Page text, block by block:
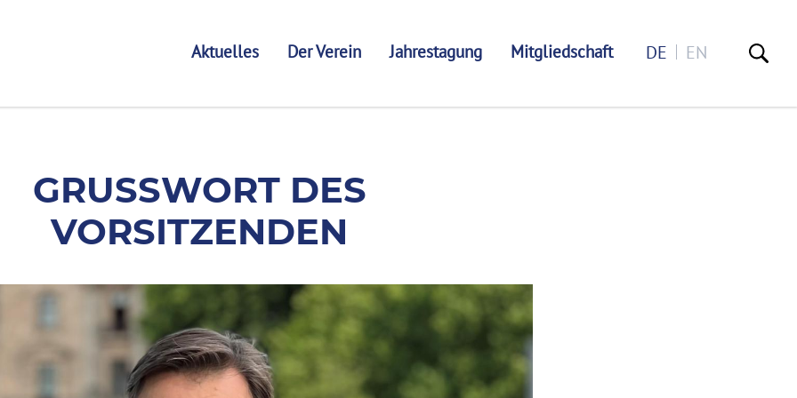
Aktuelles Der Verein Jahrestagung Mitgliedschaft DE EN
GRUSSWORT DES V
ORSITZENDEN